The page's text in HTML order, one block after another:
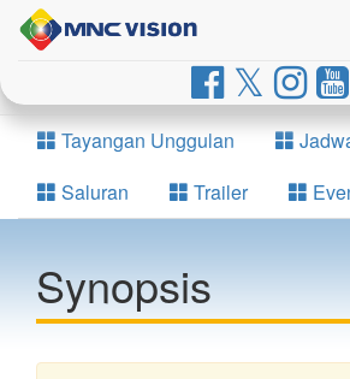
Tayangan Unggulan
Saluran
Trailer
Synopsis